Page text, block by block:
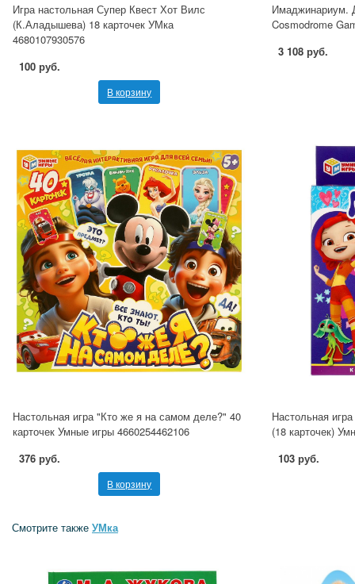
Игра настольная Супер Квест Хот Вилс
(К.Аладышева) 18 карточек УМка
4680107930576
100 руб.
В корзину
Имаджинариум.
Cosmodrome
3 108 руб.
Настольная игра "Кто же я на самом деле?" 40
карточек Умные игры 4660254462106
376 руб.
В корзину
Настольная
(18 карточек)
103 руб.
Смотрите также УМка